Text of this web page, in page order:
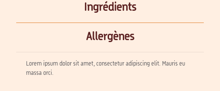
Ingrédients
Allergènes
Lorem ipsum dolor sit amet, consectetur adipiscing elit. Mauris eu
massa orci.